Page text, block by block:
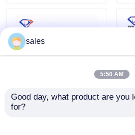
Nachrichten
Schleifscheibe des Diamanten
Schleifrad
sales
5:50 AM
Good day, what product are you
for?